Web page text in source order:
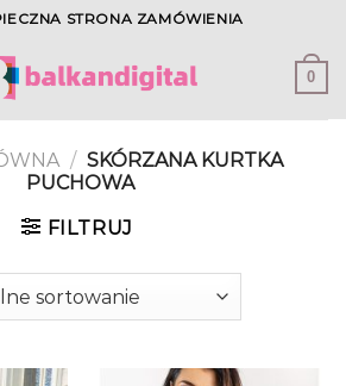
STRONA ZAMÓWIENIA
0
/ SKÓRZANA KURTKA
PUCHOWA
FILTRUJ